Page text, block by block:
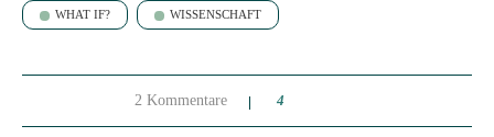
WHAT IF? WISSENSCHAFT
2 Kommentare 4